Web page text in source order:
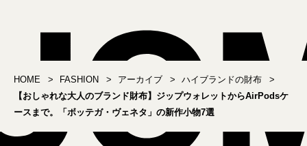
HOME FASHION アーカイブ
ハイブランドの財布
【おしゃれな大人のブランド財布】ジップウォレットからAirPodsケ
ースまで。「ボッテガ・ヴェネタ」の新作小物7選